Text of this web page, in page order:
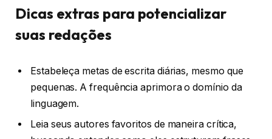
Dicas extras para potencializar
suas redações
Estabeleça metas de escrita diárias, mesmo que
pequenas. A frequência aprimora o domínio da
linguagem.
Leia seus autores favoritos de maneira crítica,